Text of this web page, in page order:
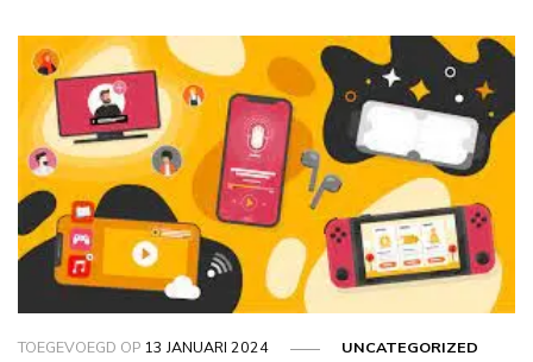
TOEGEVOEGD OP 13 JANUARI 2024 UNCATEGORIZED